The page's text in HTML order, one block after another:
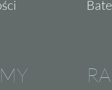
trwałość i
rozwiązań, które
płyt Peronda
dzieła sztuki.
o tej wyjątkowej